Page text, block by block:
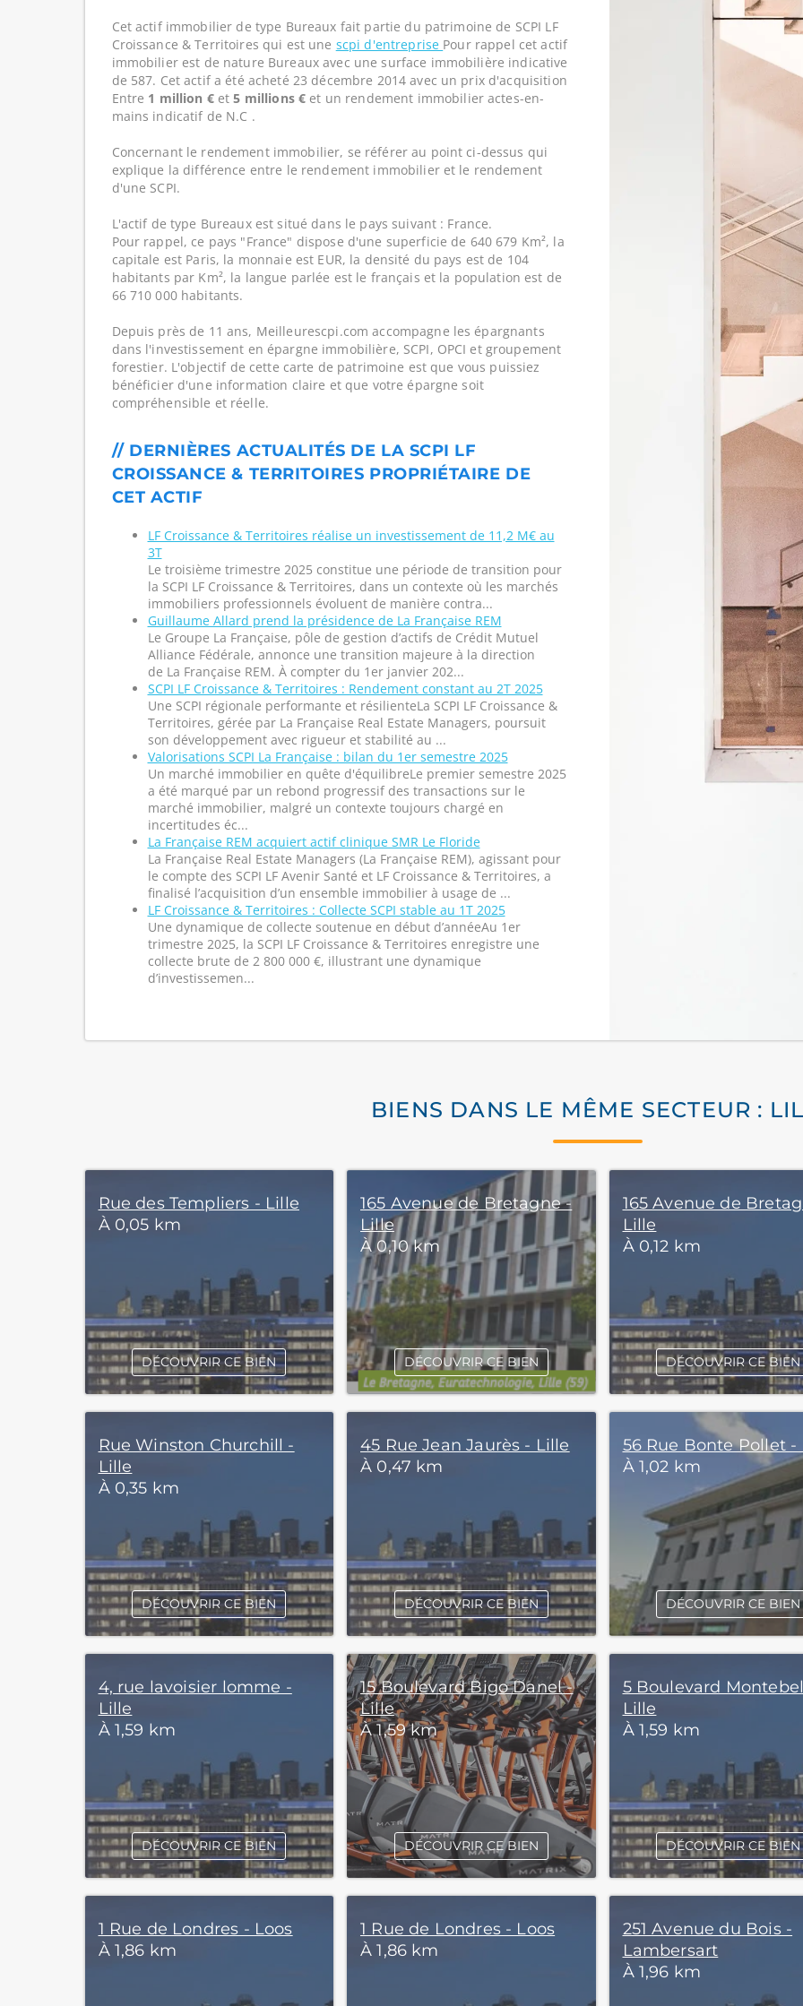
Cet actif immobilier de type Bureaux fait partie du patrimoine de SCPI LF
Croissance & Territoires qui est une scpi d'entreprise Pour rappel cet actif
immobilier est de nature Bureaux avec une surface immobilière indicative
de 587. Cet actif a été acheté 23 décembre 2014 avec un prix d'acquisition
Entre 1 million €et5 millions € et un rendement immobilier actes-en-
mains indicatif de N.C .
Concernant le rendement immobilier, se référer au point ci-dessus qui
explique la différence entre le rendement immobilier et le rendement
d'une SCPI.
L'actif de type Bureaux est situé dans le pays suivant : France.
Pour rappel, ce pays "France" dispose d'une superficie de 640 679 Km², la
capitale est Paris, la monnaie est EUR, la densité du pays est de 104
habitants par Km², la langue parlée est le français et la population est de
66 710 000 habitants.
Depuis près de 11 ans, Meilleurescpi.com accompagne les épargnants
dans l'investissement en épargne immobilière, SCPI, OPCI et groupement
forestier. L'objectif de cette carte de patrimoine est que vous puissiez
bénéficier d'une information claire et que votre épargne soit
compréhensible et réelle.
// DERNIÈRES ACTUALITÉS DE LA SCPI LF
CROISSANCE & TERRITOIRES PROPRIÉTAIRE DE
CET ACTIF
LF Croissance & Territoires réalise un investissement de 11,2 M€ au
3T
Le troisième trimestre 2025 constitue une période de transition pour
la SCPI LF Croissance & Territoires, dans un contexte où les marchés
immobiliers professionnels évoluent de manière contra...
Guillaume Allard prend la présidence de La Française REM
Le Groupe La Française, pôle de gestion d’actifs de Crédit Mutuel
Alliance Fédérale, annonce une transition majeure à la direction
de La Française REM. À compter du 1er janvier 202...
SCPI LF Croissance & Territoires : Rendement constant au 2T 2025
Une SCPI régionale performante et résilienteLa SCPI LF Croissance &
Territoires, gérée par La Française Real Estate Managers, poursuit
son développement avec rigueur et stabilité au ...
Valorisations SCPI La Française : bilan du 1er semestre 2025
Un marché immobilier en quête d'équilibreLe premier semestre 2025
a été marqué par un rebond progressif des transactions sur le
marché immobilier, malgré un contexte toujours chargé en
incertitudes éc...
La Française REM acquiert actif clinique SMR Le Floride
La Française Real Estate Managers (La Française REM), agissant pour
le compte des SCPI LF Avenir Santé et LF Croissance & Territoires, a
finalisé l’acquisition d’un ensemble immobilier à usage de ...
LF Croissance & Territoires : Collecte SCPI stable au 1T 2025
Une dynamique de collecte soutenue en début d’annéeAu 1er
trimestre 2025, la SCPI LF Croissance & Territoires enregistre une
collecte brute de 2 800 000 €, illustrant une dynamique
d’investissemen...
BIENS DANS LE MÊME SECTEUR :
Rue des Templiers - Lille
À 0,05 km
DÉCOUVRIR CE BIEN
165 Avenue de Bretagne -
Lille
À 0,10 km
DÉCOUVRIR CE BIEN
165 Avenue de
Lille
À 0,12 km
DÉCOUVRIR CE BIEN
Rue Winston Churchill -
Lille
À 0,35 km
DÉCOUVRIR CE BIEN
45 Rue Jean Jaurès - Lille
À 0,47 km
DÉCOUVRIR CE BIEN
56 Rue Bonte Pollet -
À 1,02 km
DÉCOUVRIR CE BIEN
4, rue lavoisier lomme -
Lille
À 1,59 km
DÉCOUVRIR CE BIEN
15 Boulevard Bigo Danel -
Lille
À 1,59 km
DÉCOUVRIR CE BIEN
5 Boulevard
Lille
À 1,59 km
DÉCOUVRIR CE BIEN
1 Rue de Londres - Loos
À 1,86 km
1 Rue de Londres - Loos
À 1,86 km
251 Avenue du Bois -
Lambersart
À 1,96 km